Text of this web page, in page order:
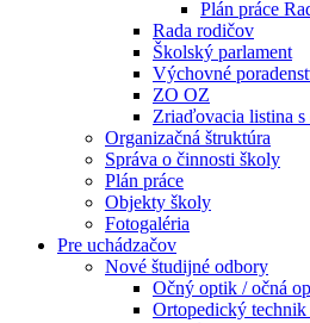
Plán práce
Rada rodičov
Školský parlament
Výchovné
ZO OZ
Zriaďovacia listina s
Organizačná štruktúra
Správa o činnosti školy
Plán práce
Objekty školy
Fotogaléria
Pre uchádzačov
Nové študijné odbory
Očný optik / očná
Ortopedický